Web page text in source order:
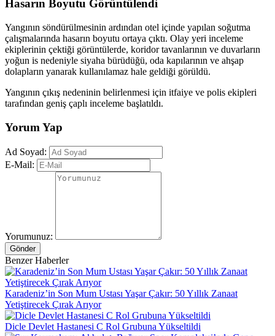
Hasarın Boyutu Görüntülendi
Yangının söndürülmesinin ardından otel içinde yapılan soğutma
çalışmalarında hasarın boyutu ortaya çıktı. Olay yeri inceleme
ekiplerinin çektiği görüntülerde, koridor tavanlarının ve duvarların
yoğun is nedeniyle siyaha bürüdüğü, oda kapılarının ve ahşap
dolapların yanarak kullanılamaz hale geldiği görüldü.
Yangının çıkış nedeninin belirlenmesi için itfaiye ve polis ekipleri
tarafından geniş çaplı inceleme başlatıldı.
Yorum Yap
Ad Soyad:
E-Mail:
Yorumunuz:
Gönder
Benzer Haberler
Karadeniz’in Son Mum Ustası Yaşar Çakır: 50 Yıllık Zanaat
Yetiştirecek Çırak Arıyor
Dicle Devlet Hastanesi C Rol Grubuna Yükseltildi